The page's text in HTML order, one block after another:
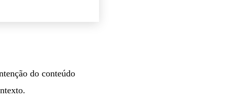
do conteúdo